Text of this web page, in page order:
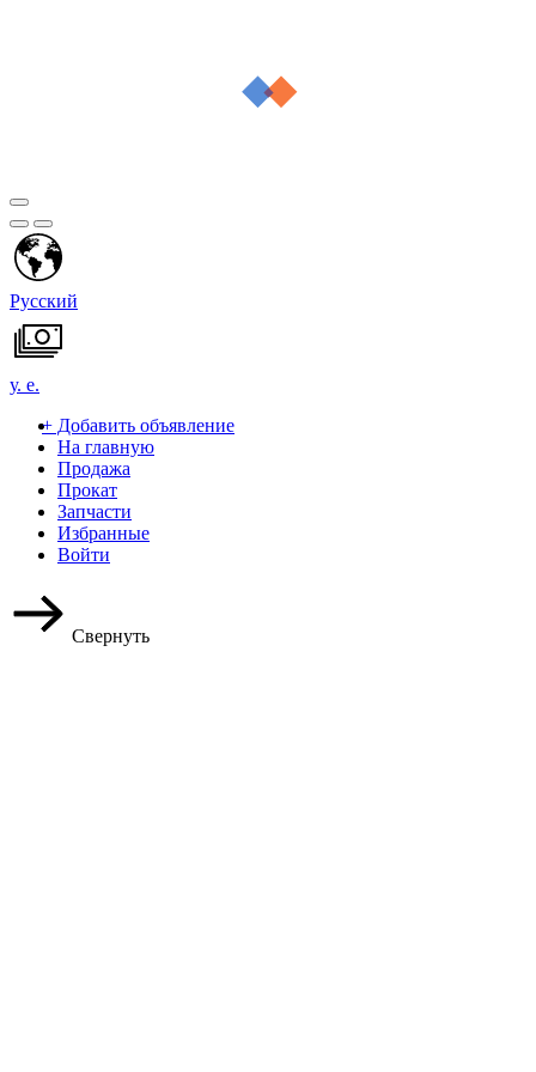
Русский
у. е.
+ Добавить объявление
На главную
Продажа
Прокат
Запчасти
Избранные
Войти
Свернуть